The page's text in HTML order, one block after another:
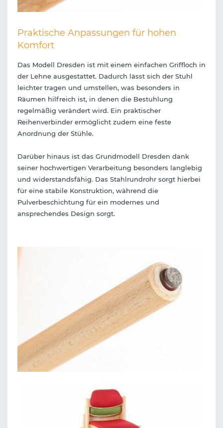
Praktische Anpassungen für hohen
Komfort
Das Modell Dresden ist mit einem einfachen Griffloch in
der Lehne ausgestattet. Dadurch lässt sich der Stuhl
leichter tragen und umstellen, was besonders in
Räumen hilfreich ist, in denen die Bestuhlung
regelmäßig verändert wird. Ein praktischer
Reihenverbinder ermöglicht zudem eine feste
Anordnung der Stühle.
Darüber hinaus ist das Grundmodell Dresden dank
seiner hochwertigen Verarbeitung besonders langlebig
und widerstandsfähig. Das Stahlrundrohr sorgt hierbei
für eine stabile Konstruktion, während die
Pulverbeschichtung für ein modernes und
ansprechendes Design sorgt.